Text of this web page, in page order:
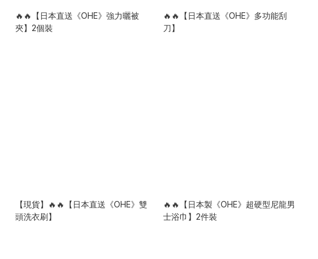
🔥🔥【日本直送《OHE》強力曬被
夾】2個裝
🔥🔥【日本直送《OHE》多功能刮
刀】
【現貨】🔥🔥【日本直送《OHE》雙
頭洗衣刷】
🔥🔥【日本製《OHE》超硬型尼龍男
士浴巾】2件裝